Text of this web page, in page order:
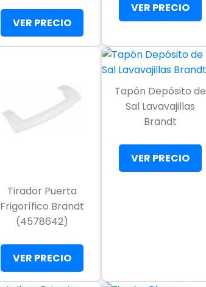
VER PRECIO
VER PRECIO
Tirador Puerta
Frigorífico Brandt
(4578642)
VER PRECIO
Tapón Depósito de
Sal Lavavajillas
Brandt
VER PRECIO